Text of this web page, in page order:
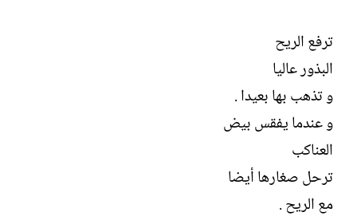
ترفع الريح
البذور عاليا
و تذهب بها بعيدا .
و عندما يفقس بيض
العناكب
ترحل صغارها أيضا
مع الريح .